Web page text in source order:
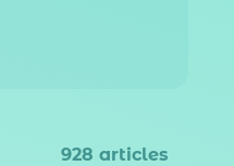
928 articles